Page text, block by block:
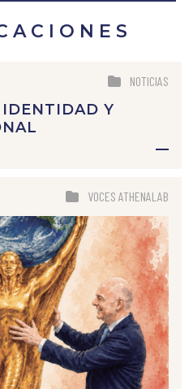
NOTICIAS
Y
VOCES ATHENALAB